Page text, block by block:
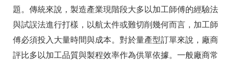
題。傳統來說，製造產業現階段大多以加工師傅的經驗法
與試誤法進行打樣，以航太件或難切削幾何而言，加工師
傅必須投入大量時間與成本。對於量產型訂單來說，廠商
評比多以加工品質與製程效率作為供單依據。一般廠商常